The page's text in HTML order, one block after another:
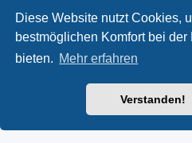
Diese Website nutzt Cookies,
bestmöglichen Komfort bei der
bieten. Mehr erfahren
Verstanden!